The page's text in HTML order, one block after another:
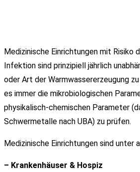
Medizinische Einrichtungen mit Risiko
Infektion sind prinzipiell jährlich
oder Art der Warmwassererzeugung
es immer die mikrobiologischen
physikalisch-chemischen Parameter
Schwermetalle nach UBA) zu prüfen.
Medizinische Einrichtungen sind unter
– Krankenhäuser & Hospiz